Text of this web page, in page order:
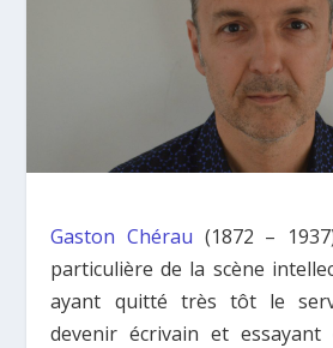
Gaston Chérau (1872 –
particulière de la scène
ayant quitté très tôt le
devenir écrivain et essayant